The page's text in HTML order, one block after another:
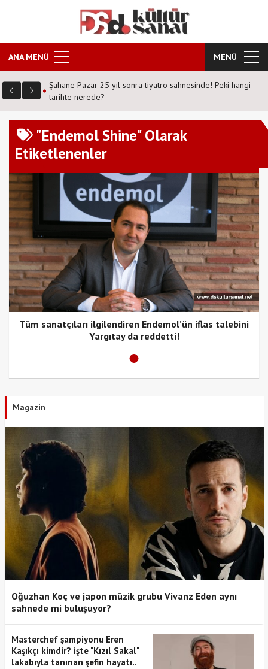
ANA MENÜ MENÜ
Şahane Pazar 25 yıl sonra tiyatro sahnesinde! Peki hangi
tarihte nerede?
"Endemol Shine" Olarak
Etiketlenenler
Tüm sanatçıları ilgilendiren Endemol’ün iflas talebini
Yargıtay da reddetti!
Magazin
Oğuzhan Koç ve japon müzik grubu Vivanz Eden aynı
sahnede mi buluşuyor?
Masterchef şampiyonu Eren
Kaşıkçı kimdir? işte "Kızıl Sakal"
lakabıyla tanınan şefin hayatı..